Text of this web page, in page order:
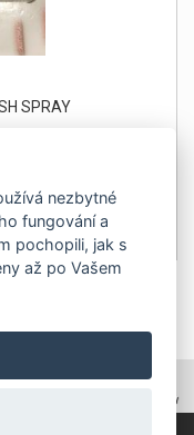
SPRAY
Detail
domény, tvorba www
nezbytné
fungování a
pochopili, jak s
až po Vašem